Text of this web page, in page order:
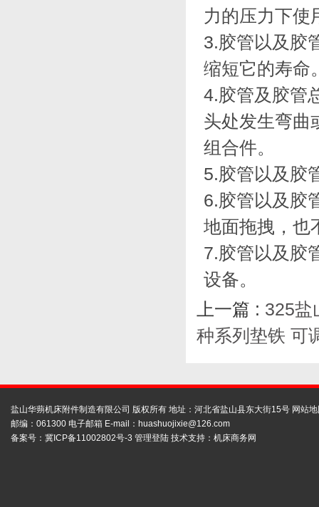
力的压力下使
3.胶管以及胶
缩短它的寿命
4.胶管及胶管
头处发生弯曲
组合件。
5.胶管以及胶
6.胶管以及胶
地面拖拽，也
7.胶管以及胶
设备。
上一篇 : 325盐
种系列垫铁 可
盐山华蒴机床附件制造有限公司 版权所有 地址：河北省盐山县东大街15号 网站
邮编：061300 电子邮箱 E-mail： huashuojixie@126.com
备案号： 冀ICP备11002802号-3 管理登陆 技术支持： 机床商务网